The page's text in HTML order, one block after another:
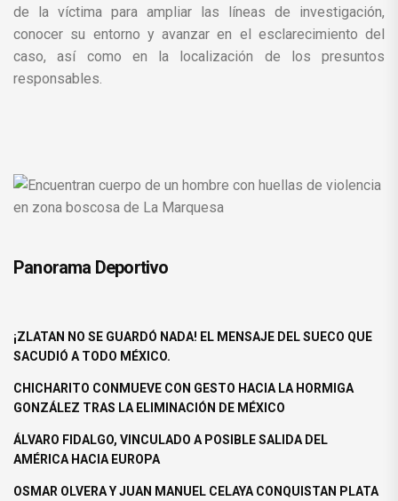
de la víctima para ampliar las líneas de investigación,
conocer su entorno y avanzar en el esclarecimiento del
caso, así como en la localización de los presuntos
responsables.
Panorama Deportivo
¡ZLATAN NO SE GUARDÓ NADA! EL MENSAJE DEL SUECO QUE
SACUDIÓ A TODO MÉXICO.
CHICHARITO CONMUEVE CON GESTO HACIA LA HORMIGA
GONZÁLEZ TRAS LA ELIMINACIÓN DE MÉXICO
ÁLVARO FIDALGO, VINCULADO A POSIBLE SALIDA DEL
AMÉRICA HACIA EUROPA
OSMAR OLVERA Y JUAN MANUEL CELAYA CONQUISTAN PLATA